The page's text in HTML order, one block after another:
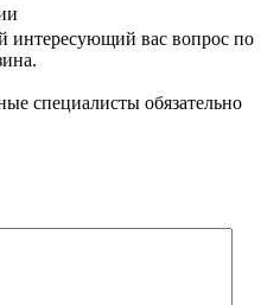
интересующий вас вопрос по
специалисты обязательно